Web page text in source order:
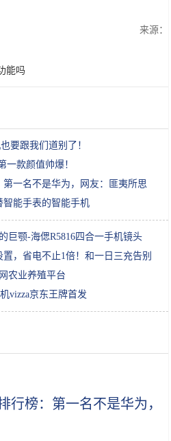
来源：
能吗
要跟我们道别了！
一款颜值帅爆！
一名不是华为，网友：匪夷所思
智能手表的智能手机
巨颚-海偲R5816四合一手机镜头
，省电不止1倍！和一日三充告别
农业养殖平台
vizza京东王牌首发
行榜：第一名不是华为，